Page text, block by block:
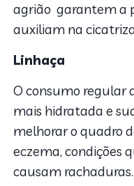
agrião garantem a
auxiliam na
Linhaça
O consumo regular
mais hidratada e
melhorar o quadro
eczema, condições
causam rachaduras.